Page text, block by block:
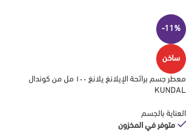
-11%
ساخن
معطر جسم برائحة الإيلانغ يلانغ ١٠٠ مل من كوندال
KUNDAL
العناية بالجسم
متوفر في المخزون